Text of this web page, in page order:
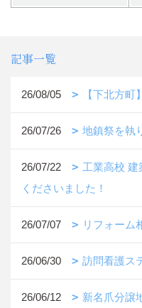
記事一覧
26/08/05 【下北方
26/07/26 地鎮祭を執
26/07/22
工業高校 建
くださいました！
26/07/07 リフォーム
26/06/30 訪問看護ス
26/06/12 新名爪分譲